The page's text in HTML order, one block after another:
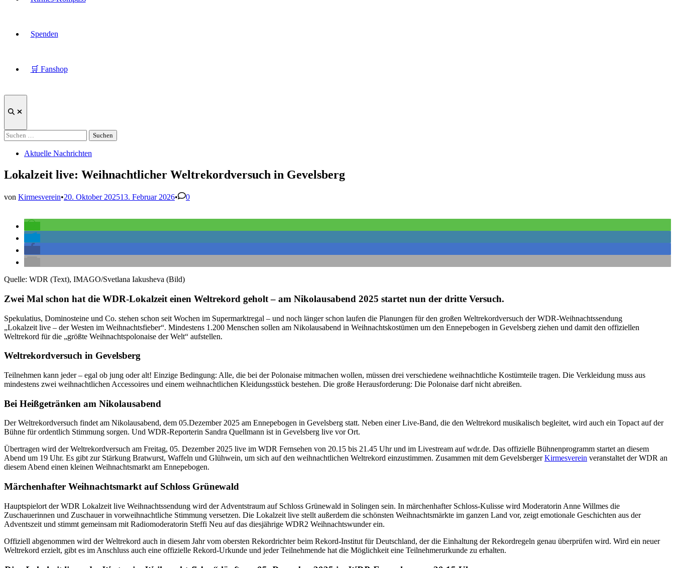
Spenden
🛒 Fanshop
Suche
Suchen
nach:
Veröffentlicht
Aktuelle Nachrichten
Lokalzeit live: Weihnachtlicher Weltrekordversuch in Gevelsberg
von Kirmesverein•20. Oktober 202513. Februar 2026• 0
Quelle: WDR (Text), IMAGO/Svetlana Iakusheva (Bild)
Zwei Mal schon hat die WDR-Lokalzeit einen Weltrekord geholt – am Nikolausabend 2025 startet nun der dritte Versuch.
Spekulatius, Dominosteine und Co. stehen schon seit Wochen im Supermarktregal – und noch länger schon laufen die Planungen für den großen Weltrekordversuch der WDR-Weihnachtssendung
„Lokalzeit live – der Westen im Weihnachtsfieber“. Mindestens 1.200 Menschen sollen am Nikolausabend in Weihnachtskostümen um den Ennepebogen in Gevelsberg ziehen und damit den offiziellen
Weltrekord für die „größte Weihnachtspolonaise der Welt“ aufstellen.
Weltrekordversuch in Gevelsberg
Teilnehmen kann jeder – egal ob jung oder alt! Einzige Bedingung: Alle, die bei der Polonaise mitmachen wollen, müssen drei verschiedene weihnachtliche Kostümteile tragen. Die Verkleidung muss aus
mindestens zwei weihnachtlichen Accessoires und einem weihnachtlichen Kleidungsstück bestehen. Die große Herausforderung: Die Polonaise darf nicht abreißen.
Bei Heißgetränken am Nikolausabend
Der Weltrekordversuch findet am Nikolausabend, dem 05.Dezember 2025 am Ennepebogen in Gevelsberg statt. Neben einer Live-Band, die den Weltrekord musikalisch begleitet, wird auch ein Topact auf der
Bühne für ordentlich Stimmung sorgen. Und WDR-Reporterin Sandra Quellmann ist in Gevelsberg live vor Ort.
Übertragen wird der Weltrekordversuch am Freitag, 05. Dezember 2025 live im WDR Fernsehen von 20.15 bis 21.45 Uhr und im Livestream auf wdr.de. Das offizielle Bühnenprogramm startet an diesem
Abend um 19 Uhr. Es gibt zur Stärkung Bratwurst, Waffeln und Glühwein, um sich auf den weihnachtlichen Weltrekord einzustimmen. Zusammen mit dem GevelsbergerKirmesverein veranstaltet der WDR an
diesem Abend einen kleinen Weihnachtsmarkt am Ennepebogen.
Märchenhafter Weihnachtsmarkt auf Schloss Grünewald
Hauptspielort der WDR Lokalzeit live Weihnachtssendung wird der Adventstraum auf Schloss Grünewald in Solingen sein. In märchenhafter Schloss-Kulisse wird Moderatorin Anne Willmes die
Zuschauerinnen und Zuschauer in vorweihnachtliche Stimmung versetzen. Die Lokalzeit live stellt außerdem die schönsten Weihnachtsmärkte im ganzen Land vor, zeigt emotionale Geschichten aus der
Adventszeit und stimmt gemeinsam mit Radiomoderatorin Steffi Neu auf das diesjährige WDR2 Weihnachtswunder ein.
Offiziell abgenommen wird der Weltrekord auch in diesem Jahr vom obersten Rekordrichter beim Rekord-Institut für Deutschland, der die Einhaltung der Rekordregeln genau überprüfen wird. Wird ein neuer
Weltrekord erzielt, gibt es im Anschluss auch eine offizielle Rekord-Urkunde und jeder Teilnehmende hat die Möglichkeit eine Teilnehmerurkunde zu erhalten.